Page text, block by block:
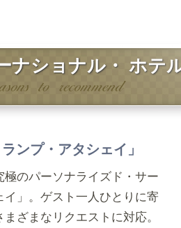
ナショナル・ ホテ
ンプ・アタシェイ」
のパーソナライズド・サー
イ」。ゲスト一人ひとりに寄
ざまなリクエストに対応。